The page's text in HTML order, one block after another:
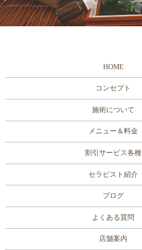
HOME
コンセプト
施術について
メニュー＆料金
割引サービス各種
セラピスト紹介
ブログ
よくある質問
店舗案内